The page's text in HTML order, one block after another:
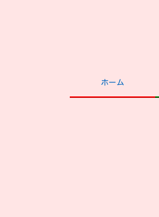
ホーム